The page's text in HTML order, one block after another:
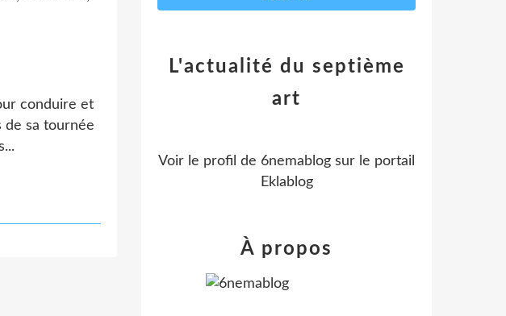
conduire et
de sa tournée
L'actualité du septième
art
Voir le profil de 6nemablog sur le portail
Eklablog
À propos